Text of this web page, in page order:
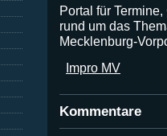
Portal für
rund um das
Mecklenburg-
Impro MV
Kommentare